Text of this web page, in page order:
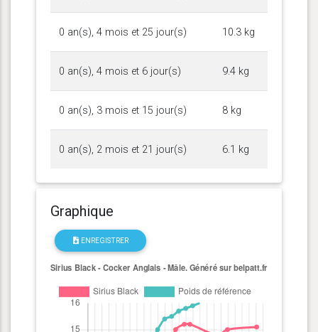
0 an(s), 4 mois et 25 jour(s) 10.3 kg
0 an(s), 4 mois et 6 jour(s) 9.4 kg
0 an(s), 3 mois et 15 jour(s) 8 kg
0 an(s), 2 mois et 21 jour(s) 6.1 kg
Graphique
ENREGISTRER